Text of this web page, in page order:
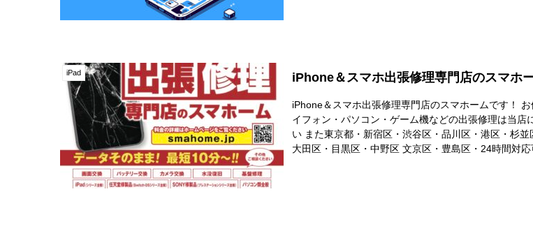
iPad iPhone＆スマホ出張修理専門店のスマホ
iPhone＆スマホ出張修理専門店のスマホームです！
イフォン・パソコン・ゲーム機などの出張修理は当店
い また東京都・新宿区・渋谷区・品川区・港区・杉並
大田区・目黒区・中野区 文京区・豊島区・24時間対